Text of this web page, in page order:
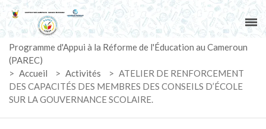
ACCUEIL
PAREC
ACTUALITÉS
Programme d'Appui à la Réforme de l'Éducation au Cameroun
(PAREC)
> Accueil > Activités > ATELIER DE RENFORCEMENT
DES CAPACITÉS DES MEMBRES DES CONSEILS D’ÉCOLE
SUR LA GOUVERNANCE SCOLAIRE.